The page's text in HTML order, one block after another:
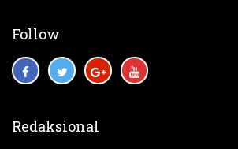
Follow
Redaksional